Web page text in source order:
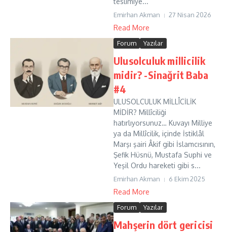
Emirhan Akman 27 Nisan 2026
Read More
Forum Yazılar
Ulusolculuk millicilik
midir? -Sinağrit Baba
#4
ULUSOLCULUK MİLLÎCİLİK
MİDİR? Millîciliği
hatırlıyorsunuz… Kuvayı Milliye
ya da Millîcilik, içinde İstiklâl
Marşı şairi Âkif gibi İslamcısının,
Şefik Hüsnü, Mustafa Suphi ve
Yeşil Ordu hareketi gibi s...
Emirhan Akman 6 Ekim 2025
Read More
Forum Yazılar
Mahşerin dört gericisi